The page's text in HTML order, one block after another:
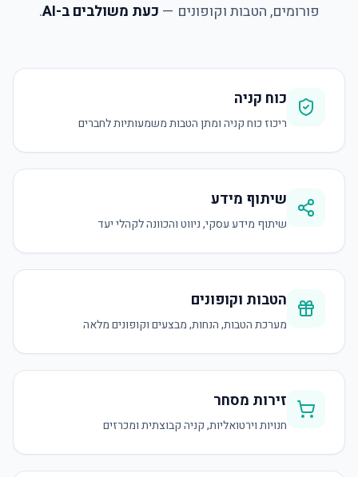
פורומים, הטבות וקופונים — כעת משולבים ב-AI .
כוח קניה
ריכוז כוח קניה ומתן הטבות משמעותיות לחברים
שיתוף מידע
שיתוף מידע עסקי, ניווט והכוונה לקהלי יעד
הטבות וקופונים
מערכת הטבות, הנחות, מבצעים וקופונים מלאה
זירות מסחר
חנויות וירטואליות, קניה קבוצתית ומכרזים